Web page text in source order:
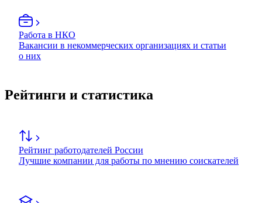
Работа в НКО
Вакансии в некоммерческих организациях и статьи
о них
Рейтинги и статистика
Рейтинг работодателей России
Лучшие компании для работы по мнению соискателей